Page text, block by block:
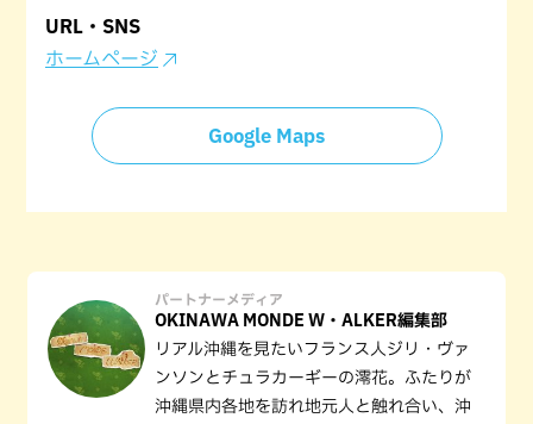
URL・SNS
ホームページ
Google Maps
パートナーメディア
OKINAWA MONDE W・ALKER編集部
リアル沖縄を見たいフランス人ジリ・ヴァ
ンソンとチュラカーギーの澪花。ふたりが
沖縄県内各地を訪れ地元人と触れ合い、沖